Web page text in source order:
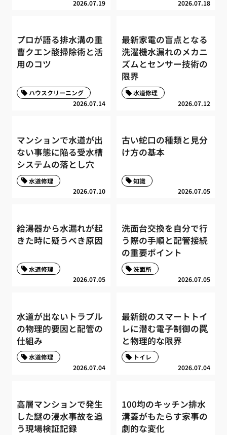
2026.07.19 2026.07.18
プロが語る排水溝の重
曹クエン酸掃除術と活
用のコツ
2026.07.14
ハウスクリーニング
最新家電の盲点となる
洗濯機水漏れのメカニ
ズムとセンサー技術の
限界
2026.07.12
水道修理
マンションで水道が出
ない事態に陥る受水槽
システムの落とし穴
2026.07.10
水道修理
古い蛇口の種類と見分
け方の基本
2026.07.05
知識
給湯器から水漏れが起
きた時に疑うべき原因
2026.07.05
水道修理
洗面台交換を自分で行
う際の手順と配管接続
の重要ポイント
2026.07.05
洗面所
水道が出ないトラブル
の物理的要因と配管の
仕組み
2026.07.04
水道修理
最新鋭のスマートトイ
レに潜む電子制御の罠
と物理的な限界
2026.07.04
トイレ
高層マンションで発生
した謎の浸水事故を追
う現場検証記録
100均のキッチン排水
溝蓋がもたらす家事の
劇的な変化